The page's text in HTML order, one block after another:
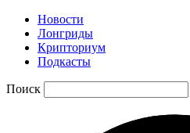
Новости
Лонгриды
Крипториум
Подкасты
Поиск